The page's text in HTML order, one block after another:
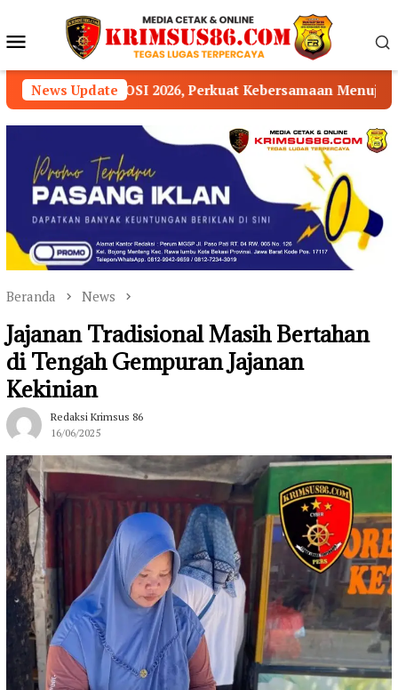
konten Menu
Mobile
News Update
Perkuat Kebersamaan Menuju OKU Timur Maju
Beranda News
Jajanan Tradisional Masih Bertahan
di Tengah Gempuran Jajanan
Kekinian
Redaksi Krimsus 86
16/06/2025